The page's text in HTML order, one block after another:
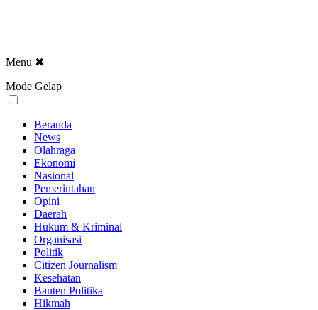
Menu ✖
Mode Gelap
Beranda
News
Olahraga
Ekonomi
Nasional
Pemerintahan
Opini
Daerah
Hukum & Kriminal
Organisasi
Politik
Citizen Journalism
Kesehatan
Banten Politika
Hikmah